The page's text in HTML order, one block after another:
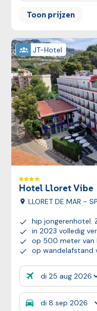
Toon prijzen
JT-Hotel
Bekijk reis
Hotel Lloret Vibe
LLORET DE MAR -
hip jongerenhotel.
in 2023 volledig
op 500 meter
op wandelafstand
Prijzen:
Prijzen: